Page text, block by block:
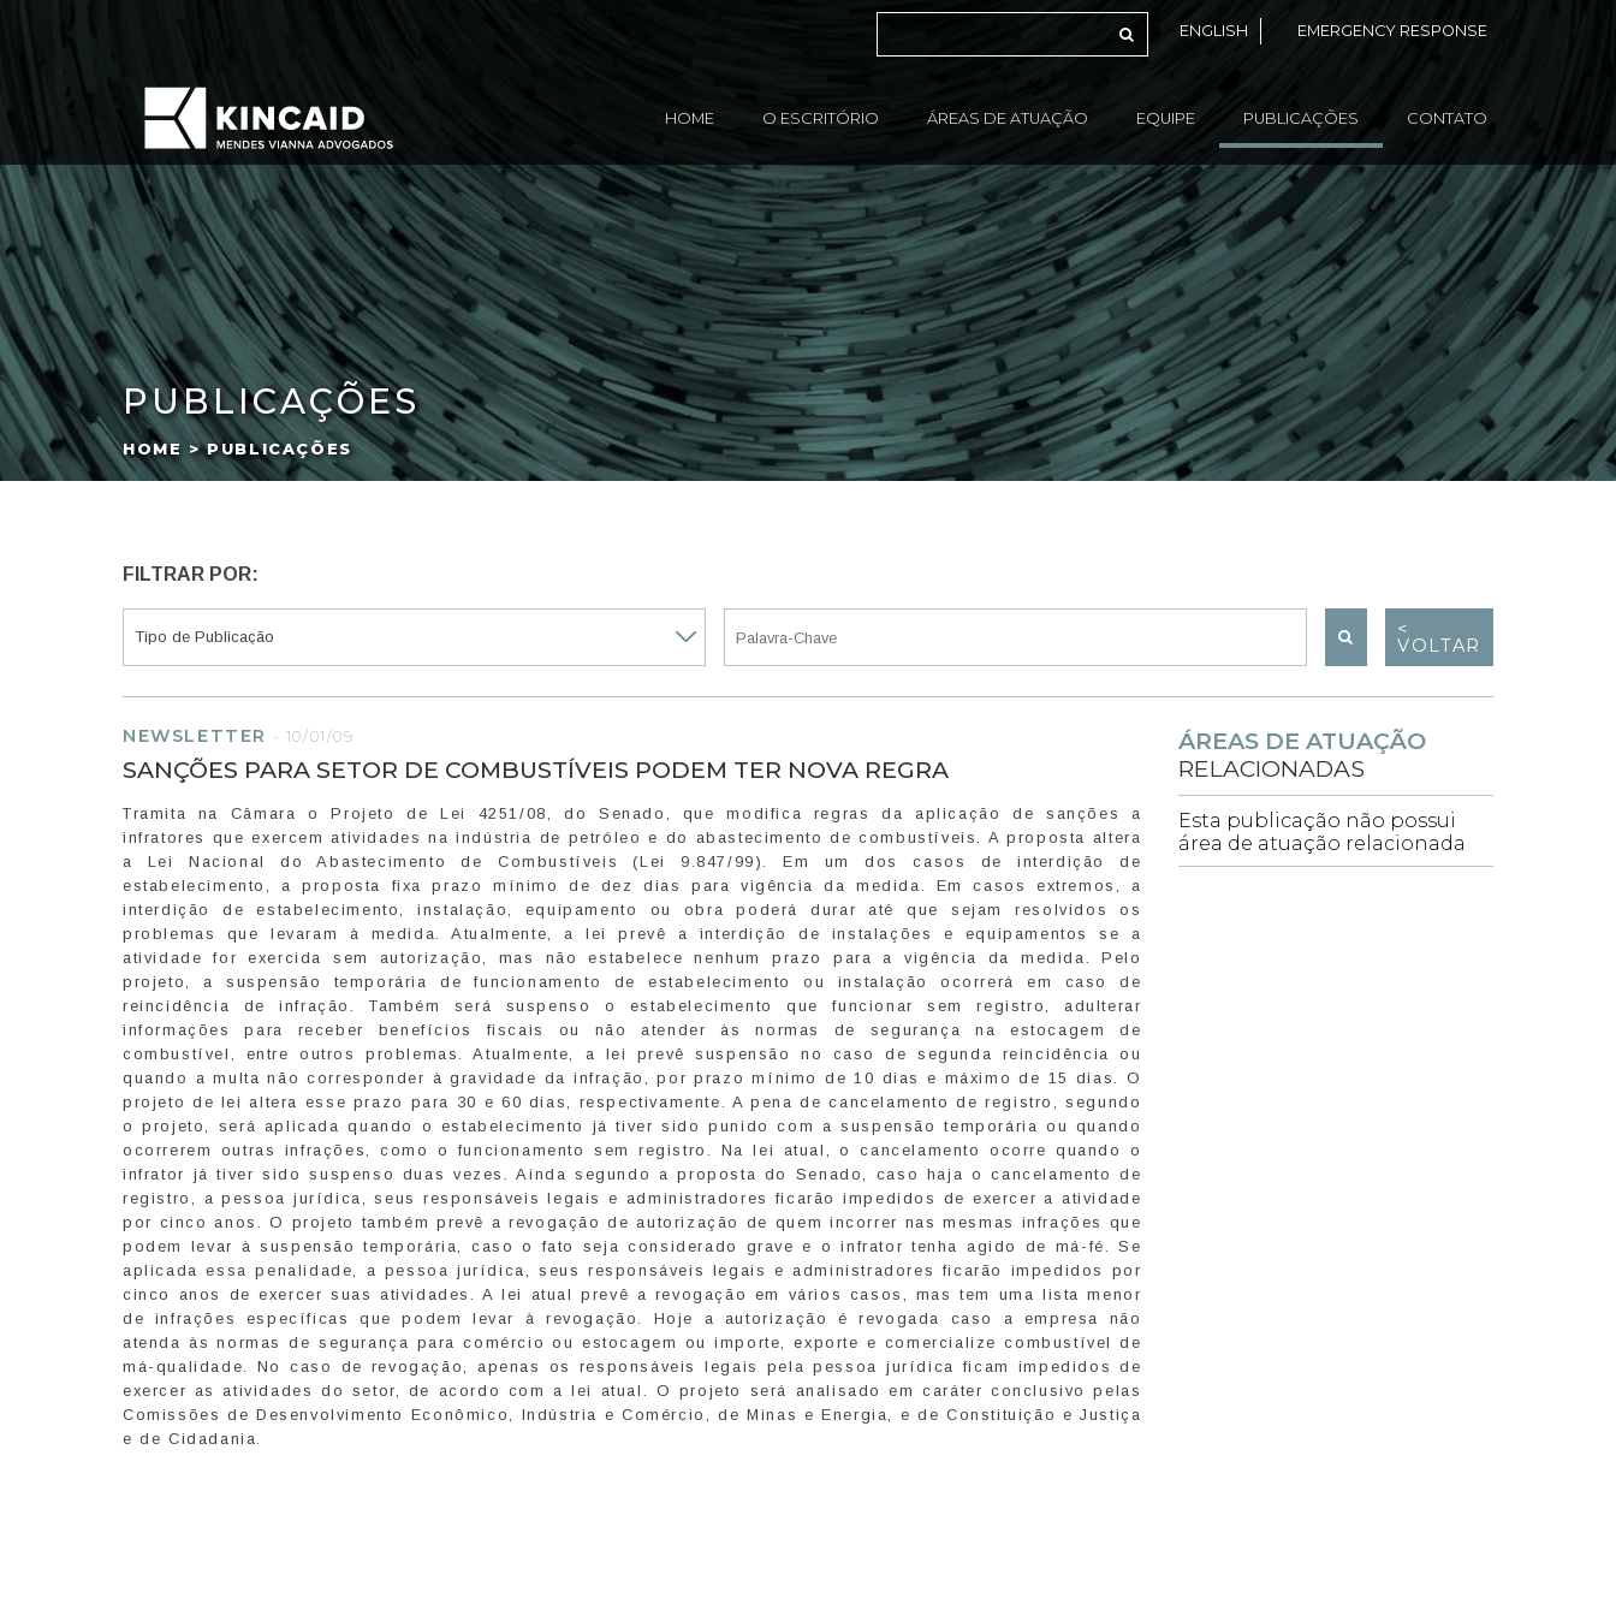
ENGLISH EMERGENCY RESPONSE
HOME O ESCRITÓRIO ÁREAS DE ATUAÇÃO EQUIPE PUBLICAÇÕES CONTATO
PUBLICAÇÕES
HOME > PUBLICAÇÕES
FILTRAR POR:
<
VOLTAR
NEWSLETTER - 10/01/09
SANÇÕES PARA SETOR DE COMBUSTÍVEIS PODEM TER NOVA REGRA
Tramita na Câmara o Projeto de Lei 4251/08, do Senado, que modifica regras da aplicação de sanções a
infratores que exercem atividades na indústria de petróleo e do abastecimento de combustíveis. A proposta altera
a Lei Nacional do Abastecimento de Combustíveis (Lei 9.847/99). Em um dos casos de interdição de
estabelecimento, a proposta fixa prazo mínimo de dez dias para vigência da medida. Em casos extremos, a
interdição de estabelecimento, instalação, equipamento ou obra poderá durar até que sejam resolvidos os
problemas que levaram à medida. Atualmente, a lei prevê a interdição de instalações e equipamentos se a
atividade for exercida sem autorização, mas não estabelece nenhum prazo para a vigência da medida. Pelo
projeto, a suspensão temporária de funcionamento de estabelecimento ou instalação ocorrerá em caso de
reincidência de infração. Também será suspenso o estabelecimento que funcionar sem registro, adulterar
informações para receber benefícios fiscais ou não atender às normas de segurança na estocagem de
combustível, entre outros problemas. Atualmente, a lei prevê suspensão no caso de segunda reincidência ou
quando a multa não corresponder à gravidade da infração, por prazo mínimo de 10 dias e máximo de 15 dias. O
projeto de lei altera esse prazo para 30 e 60 dias, respectivamente. A pena de cancelamento de registro, segundo
o projeto, será aplicada quando o estabelecimento já tiver sido punido com a suspensão temporária ou quando
ocorrerem outras infrações, como o funcionamento sem registro. Na lei atual, o cancelamento ocorre quando o
infrator já tiver sido suspenso duas vezes. Ainda segundo a proposta do Senado, caso haja o cancelamento de
registro, a pessoa jurídica, seus responsáveis legais e administradores ficarão impedidos de exercer a atividade
por cinco anos. O projeto também prevê a revogação de autorização de quem incorrer nas mesmas infrações que
podem levar à suspensão temporária, caso o fato seja considerado grave e o infrator tenha agido de má-fé. Se
aplicada essa penalidade, a pessoa jurídica, seus responsáveis legais e administradores ficarão impedidos por
cinco anos de exercer suas atividades. A lei atual prevê a revogação em vários casos, mas tem uma lista menor
de infrações específicas que podem levar à revogação. Hoje a autorização é revogada caso a empresa não
atenda às normas de segurança para comércio ou estocagem ou importe, exporte e comercialize combustível de
má-qualidade. No caso de revogação, apenas os responsáveis legais pela pessoa jurídica ficam impedidos de
exercer as atividades do setor, de acordo com a lei atual. O projeto será analisado em caráter conclusivo pelas
Comissões de Desenvolvimento Econômico, Indústria e Comércio, de Minas e Energia, e de Constituição e Justiça
e de Cidadania.
ÁREAS DE ATUAÇÃO
RELACIONADAS
Esta publicação não possui
área de atuação relacionada